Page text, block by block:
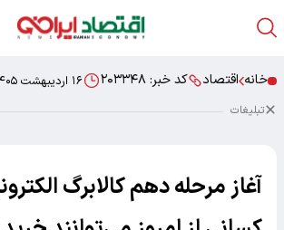
خانه اقتصاد کد خبر: ۲۰۳۳۴۸ ۱۶ اردیبهشت ۱۴۰۵ ۱۱:۳۰
تبلیغات
آغاز مرحله دهم کالابرگ